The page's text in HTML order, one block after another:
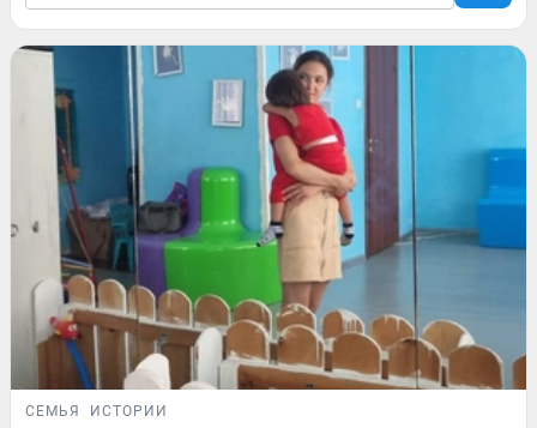
СЕМЬЯ ИСТОРИИ